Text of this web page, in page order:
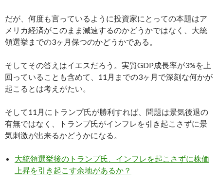
だが、何度も言っているように投資家にとっての本題はア
メリカ経済がこのまま減速するのかどうかではなく、大統
領選挙までの3ヶ月保つのかどうかである。
そしてその答えはイエスだろう。実質GDP成長率が3%を上
回っていることも含めて、11月までの3ヶ月で深刻な何かが
起こるとは考えがたい。
そして11月にトランプ氏が勝利すれば、問題は景気後退の
有無ではなく、トランプ氏がインフレを引き起こさずに景
気刺激が出来るかどうかになる。
大統領選挙後のトランプ氏、インフレを起こさずに株価
上昇を引き起こす余地があるか？